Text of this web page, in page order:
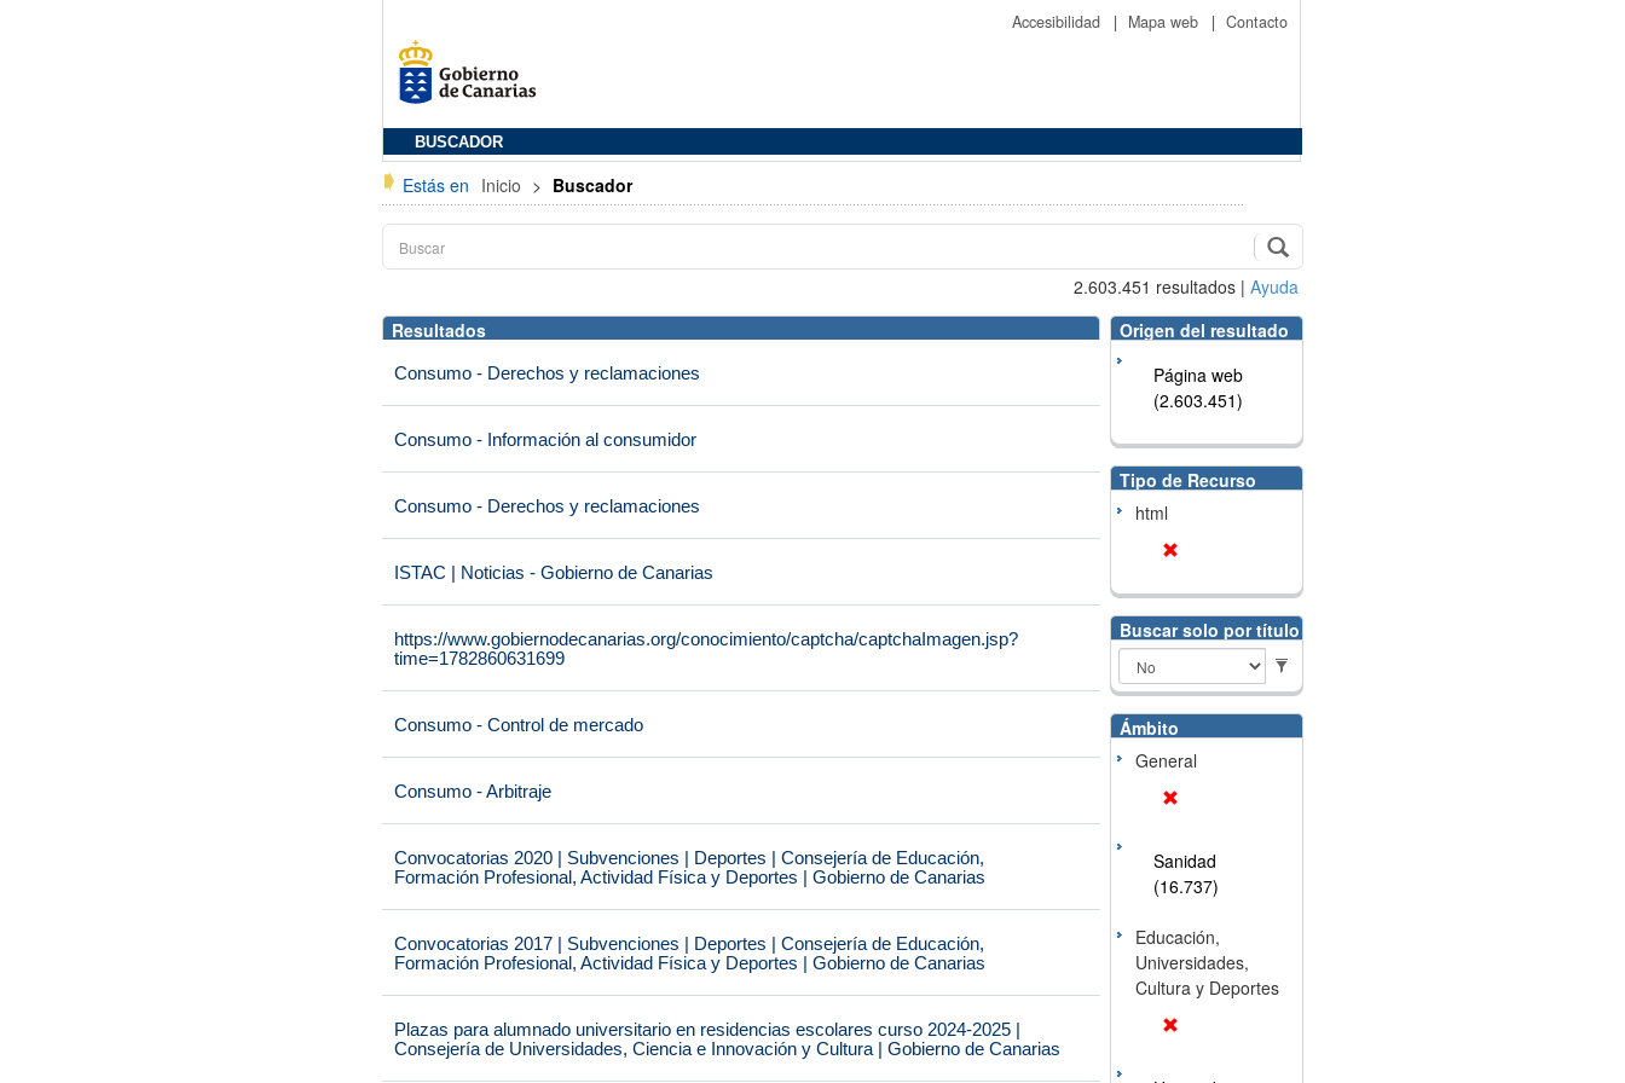
Accesibilidad | Mapa web | Contacto
BUSCADOR
Estás en Inicio > Buscador
2.603.451 resultados | Ayuda
Resultados
Consumo - Derechos y reclamaciones
Consumo - Información al consumidor
Consumo - Derechos y reclamaciones
ISTAC | Noticias - Gobierno de Canarias
https://www.gobiernodecanarias.org/conocimiento/captcha/captchaImagen.jsp?
time=1782860631699
Consumo - Control de mercado
Consumo - Arbitraje
Convocatorias 2020 | Subvenciones | Deportes | Consejería de Educación,
Formación Profesional, Actividad Física y Deportes | Gobierno de Canarias
Convocatorias 2017 | Subvenciones | Deportes | Consejería de Educación,
Formación Profesional, Actividad Física y Deportes | Gobierno de Canarias
Plazas para alumnado universitario en residencias escolares curso 2024-2025 |
Consejería de Universidades, Ciencia e Innovación y Cultura | Gobierno de Canarias
Origen del resultado
Página web
(2.603.451)
Tipo de Recurso
html
Buscar solo por título
Ámbito
General
Sanidad
(16.737)
Educación,
Universidades,
Cultura y Deportes